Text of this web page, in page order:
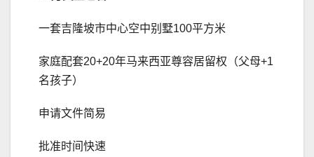
一套吉隆坡市中心空中别墅100平方米
家庭配套20+20年马来西亚尊容居留权（父母+1
名孩子）
申请文件简易
批准时间快速